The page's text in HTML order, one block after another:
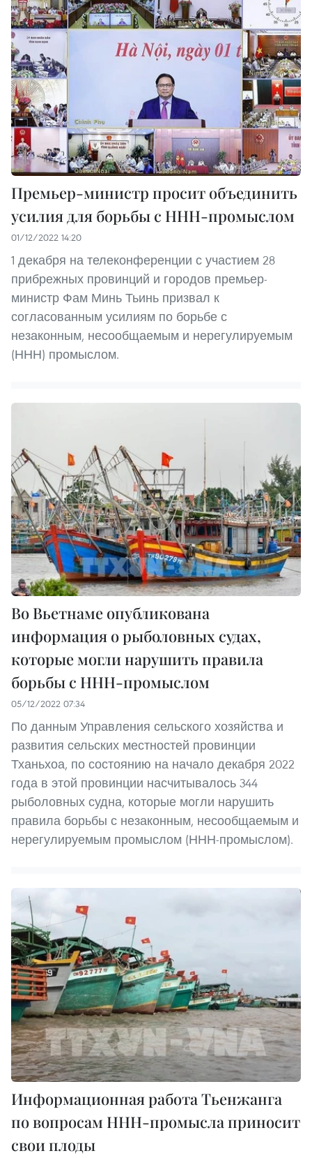
Премьер-министр просит объединить
усилия для борьбы с ННН-промыслом
01/12/2022 14:20
1 декабря на телеконференции с участием 28
прибрежных провинций и городов премьер-
министр Фам Минь Тьинь призвал к
согласованным усилиям по борьбе с
незаконным, несообщаемым и нерегулируемым
(ННН) промыслом.
Во Вьетнаме опубликована
информация о рыболовных судах,
которые могли нарушить правила
борьбы с ННН-промыслом
05/12/2022 07:34
По данным Управления сельского хозяйства и
развития сельских местностей провинции
Тханьхоа, по состоянию на начало декабря 2022
года в этой провинции насчитывалось 344
рыболовных судна, которые могли нарушить
правила борьбы с незаконным, несообщаемым и
нерегулируемым промыслом (ННН-промыслом).
Информационная работа Тьенжанга
по вопросам ННН-промысла приносит
свои плоды